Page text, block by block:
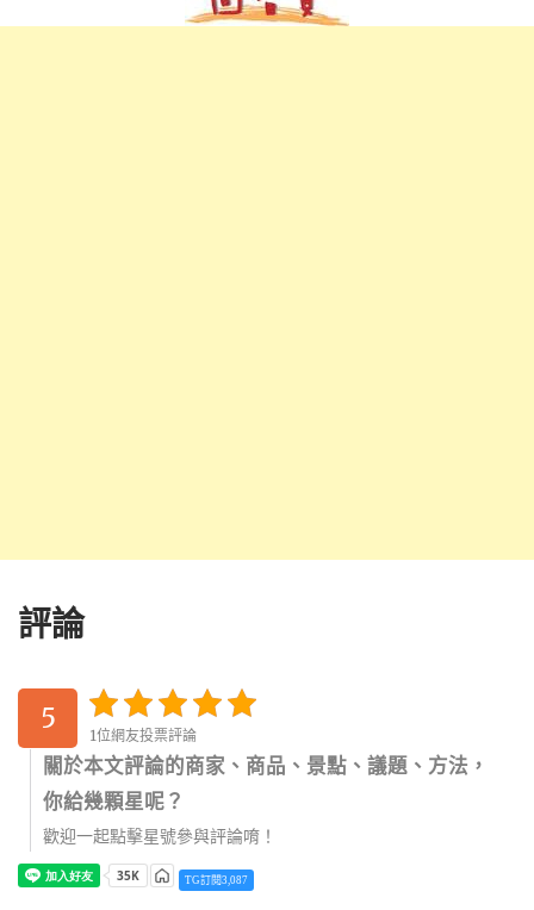
評論
5
1位網友投票評論
關於本文評論的商家、商品、景點、議題、方法，
你給幾顆星呢？
歡迎一起點擊星號參與評論唷！
TG訂閱3,087